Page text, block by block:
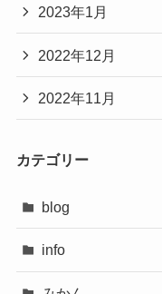
2023年1月
2022年12月
2022年11月
カテゴリー
blog
info